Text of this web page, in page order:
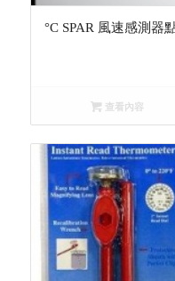
°C SPAR 風速感測器
查看內容